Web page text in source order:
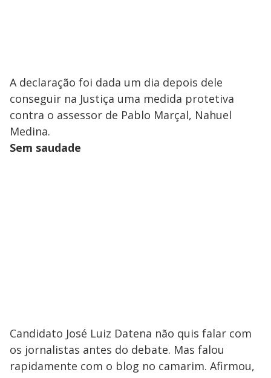
A declaração foi dada um dia depois dele
conseguir na Justiça uma medida protetiva
contra o assessor de Pablo Marçal, Nahuel
Medina.
Sem saudade
Candidato José Luiz Datena não quis falar com
os jornalistas antes do debate. Mas falou
rapidamente com o blog no camarim. Afirmou,